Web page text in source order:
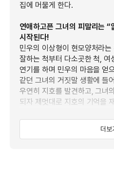
집에 머물게 한다.
연애하고픈 그녀의 피말리는
시작된다!
민우의 이상형이 현모양처라는
잘하는 척부터 다소곳한 척, 여
연기를 하며 민우의 마음을 얻
같던 그녀의 거짓말 생활에 들
우연히 지호를 발견하고, 그녀
되자 제멋대로 지호의 기억을
민우를 잡기 위한 그녀의 피말
순간의 거짓말은 눈덩이처럼
더보